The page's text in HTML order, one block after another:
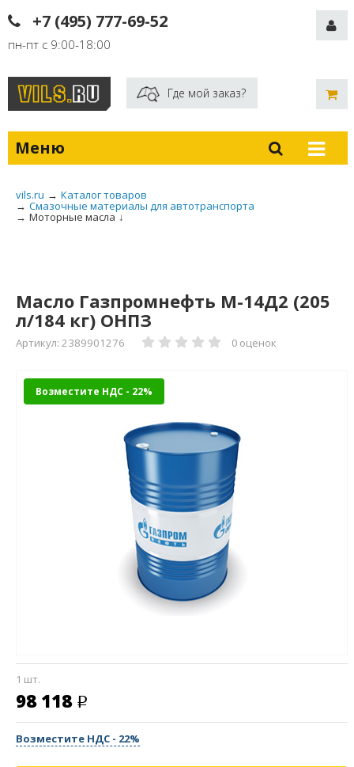
+7 (495) 777-69-52
пн-пт с 9:00-18:00
Где мой заказ?
Меню
vils.ru → Каталог товаров
→ Смазочные материалы для автотранспорта
→ Моторные масла ↓
Масло Газпромнефть М-14Д2 (205
л/184 кг) ОНПЗ
Артикул: 2389901276 0 оценок
Возместите НДС - 22%
1 шт.
98 118
Возместите НДС - 22%